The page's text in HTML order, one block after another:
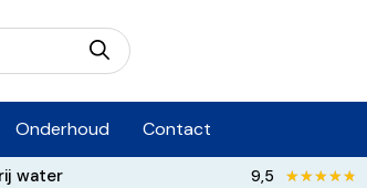
Onderhoud Contact
water 9,5 ★★★★★
★★★★★